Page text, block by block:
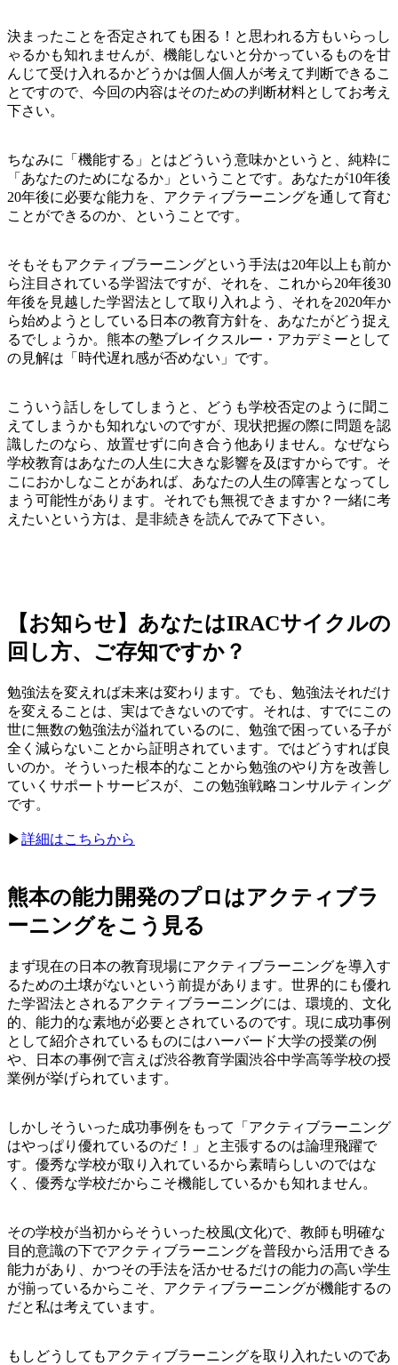
決まったことを否定されても困る！と思われる方もいらっし
ゃるかも知れませんが、機能しないと分かっているものを甘
んじて受け入れるかどうかは個人個人が考えて判断できるこ
とですので、今回の内容はそのための判断材料としてお考え
下さい。
ちなみに「機能する」とはどういう意味かというと、純粋に
「あなたのためになるか」ということです。あなたが10年後
20年後に必要な能力を、アクティブラーニングを通して育む
ことができるのか、ということです。
そもそもアクティブラーニングという手法は20年以上も前か
ら注目されている学習法ですが、それを、これから20年後30
年後を見越した学習法として取り入れよう、それを2020年か
ら始めようとしている日本の教育方針を、あなたがどう捉え
るでしょうか。熊本の塾ブレイクスルー・アカデミーとして
の見解は「時代遅れ感が否めない」です。
こういう話しをしてしまうと、どうも学校否定のように聞こ
えてしまうかも知れないのですが、現状把握の際に問題を認
識したのなら、放置せずに向き合う他ありません。なぜなら
学校教育はあなたの人生に大きな影響を及ぼすからです。そ
こにおかしなことがあれば、あなたの人生の障害となってし
まう可能性があります。それでも無視できますか？一緒に考
えたいという方は、是非続きを読んでみて下さい。
【お知らせ】あなたはIRACサイクルの
回し方、ご存知ですか？
勉強法を変えれば未来は変わります。でも、勉強法それだけ
を変えることは、実はできないのです。それは、すでにこの
世に無数の勉強法が溢れているのに、勉強で困っている子が
全く減らないことから証明されています。ではどうすれば良
いのか。そういった根本的なことから勉強のやり方を改善し
ていくサポートサービスが、この勉強戦略コンサルティング
です。
▶︎詳細はこちらから
熊本の能力開発のプロはアクティブラ
ーニングをこう見る
まず現在の日本の教育現場にアクティブラーニングを導入す
るための土壌がないという前提があります。世界的にも優れ
た学習法とされるアクティブラーニングには、環境的、文化
的、能力的な素地が必要とされているのです。現に成功事例
として紹介されているものにはハーバード大学の授業の例
や、日本の事例で言えば渋谷教育学園渋谷中学高等学校の授
業例が挙げられています。
しかしそういった成功事例をもって「アクティブラーニング
はやっぱり優れているのだ！」と主張するのは論理飛躍で
す。優秀な学校が取り入れているから素晴らしいのではな
く、優秀な学校だからこそ機能しているかも知れません。
その学校が当初からそういった校風(文化)で、教師も明確な
目的意識の下でアクティブラーニングを普段から活用できる
能力があり、かつその手法を活かせるだけの能力の高い学生
が揃っているからこそ、アクティブラーニングが機能するの
だと私は考えています。
もしどうしてもアクティブラーニングを取り入れたいのであ